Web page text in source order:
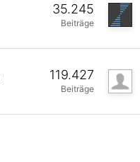
35.245
Beiträge
119.427
Beiträge